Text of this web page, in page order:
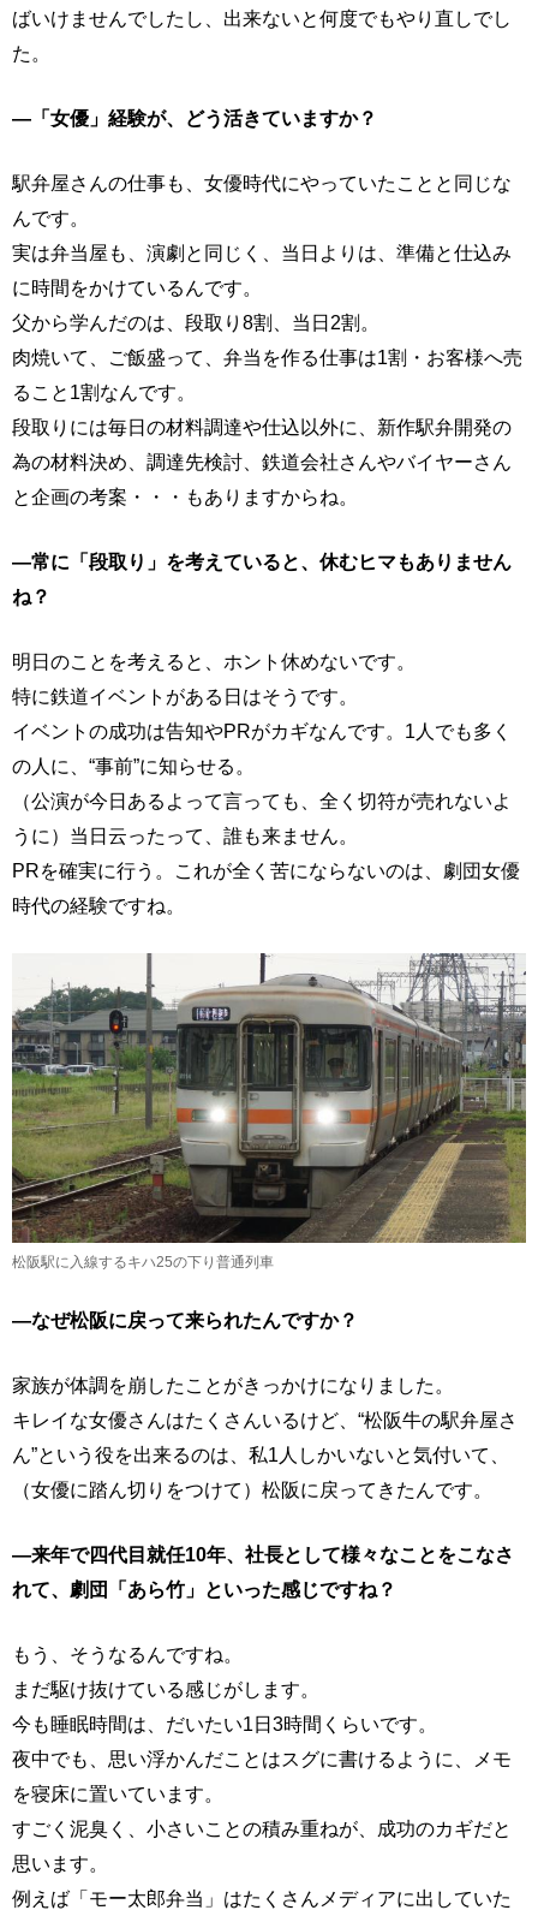
ばいけませんでしたし、出来ないと何度でもやり直しでし
た。
―「女優」経験が、どう活きていますか？
駅弁屋さんの仕事も、女優時代にやっていたことと同じな
んです。
実は弁当屋も、演劇と同じく、当日よりは、準備と仕込み
に時間をかけているんです。
父から学んだのは、段取り8割、当日2割。
肉焼いて、ご飯盛って、弁当を作る仕事は1割・お客様へ売
ること1割なんです。
段取りには毎日の材料調達や仕込以外に、新作駅弁開発の
為の材料決め、調達先検討、鉄道会社さんやバイヤーさん
と企画の考案・・・もありますからね。
―常に「段取り」を考えていると、休むヒマもありません
ね？
明日のことを考えると、ホント休めないです。
特に鉄道イベントがある日はそうです。
イベントの成功は告知やPRがカギなんです。1人でも多く
の人に、“事前”に知らせる。
（公演が今日あるよって言っても、全く切符が売れないよ
うに）当日云ったって、誰も来ません。
PRを確実に行う。これが全く苦にならないのは、劇団女優
時代の経験ですね。
松阪駅に入線するキハ25の下り普通列車
―なぜ松阪に戻って来られたんですか？
家族が体調を崩したことがきっかけになりました。
キレイな女優さんはたくさんいるけど、“松阪牛の駅弁屋さ
ん”という役を出来るのは、私1人しかいないと気付いて、
（女優に踏ん切りをつけて）松阪に戻ってきたんです。
―来年で四代目就任10年、社長として様々なことをこなさ
れて、劇団「あら竹」といった感じですね？
もう、そうなるんですね。
まだ駆け抜けている感じがします。
今も睡眠時間は、だいたい1日3時間くらいです。
夜中でも、思い浮かんだことはスグに書けるように、メモ
を寝床に置いています。
すごく泥臭く、小さいことの積み重ねが、成功のカギだと
思います。
例えば「モー太郎弁当」はたくさんメディアに出していた